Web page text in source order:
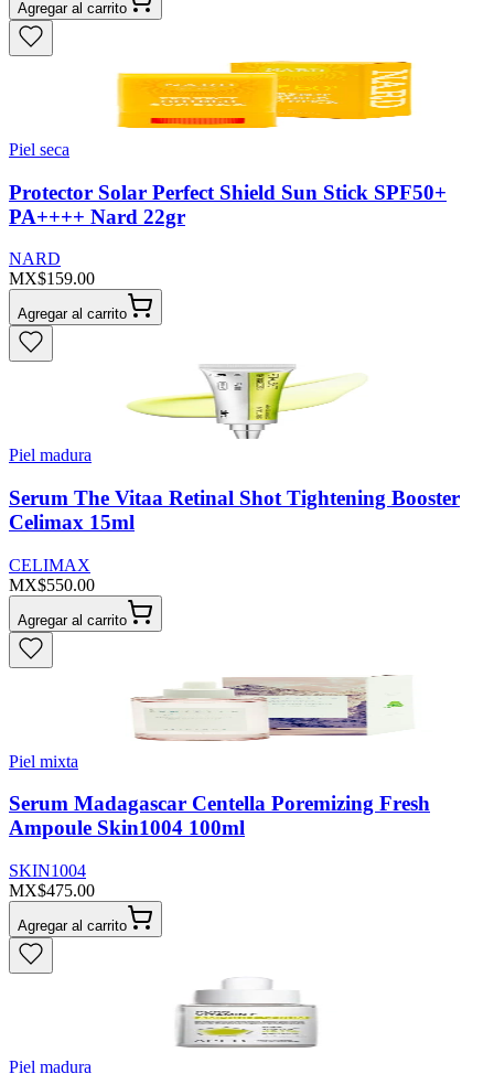
Agregar al carrito
Piel seca
Protector Solar Perfect Shield Sun Stick SPF50+
PA++++ Nard 22gr
NARD
MX$159.00
Agregar al carrito
Piel madura
Serum The Vitaa Retinal Shot Tightening Booster
Celimax 15ml
CELIMAX
MX$550.00
Agregar al carrito
Piel mixta
Serum Madagascar Centella Poremizing Fresh
Ampoule Skin1004 100ml
SKIN1004
MX$475.00
Agregar al carrito
Piel madura